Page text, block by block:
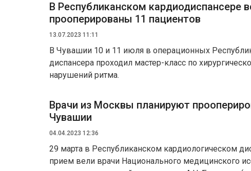
В Республиканском кардиодиспансере
прооперированы 11 пациентов
13.07.2023 11:11
В Чувашии 10 и 11 июля в операционных
диспансера проходил мастер-класс по
нарушений ритма.
Врачи из Москвы планируют
Чувашии
04.04.2023 12:36
29 марта в Республиканском кардиологическом
прием вели врачи Национального медицинского